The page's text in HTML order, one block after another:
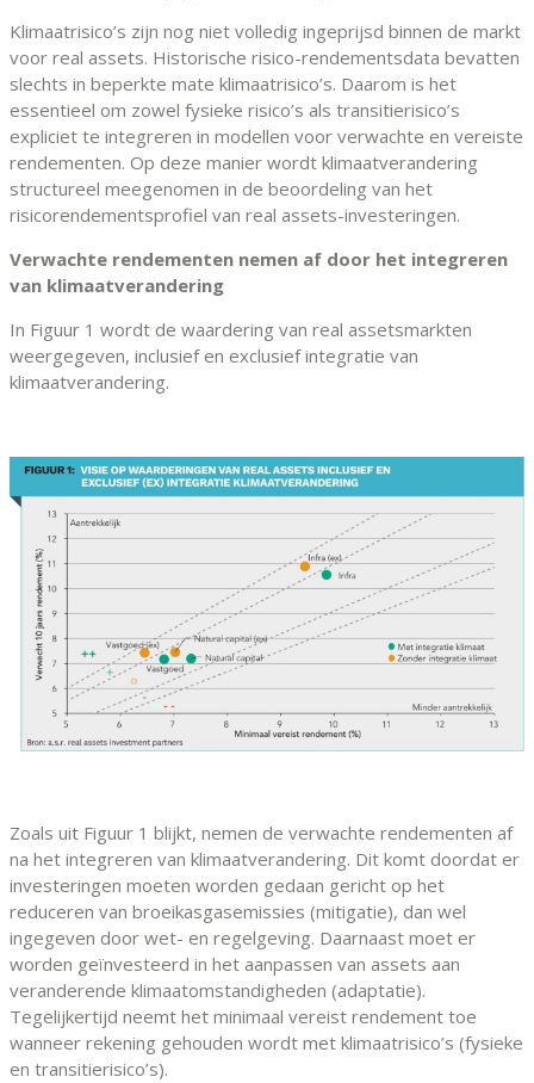
Klimaatrisico’s zijn nog niet volledig ingeprijsd binnen de markt
voor real assets. Historische risico-rendementsdata bevatten
slechts in beperkte mate klimaatrisico’s. Daarom is het
essentieel om zowel fysieke risico’s als transitierisico’s
expliciet te integreren in modellen voor verwachte en vereiste
rendementen. Op deze manier wordt klimaatverandering
structureel meegenomen in de beoordeling van het
risicorendementsprofiel van real assets-investeringen.
Verwachte rendementen nemen af door het integreren
van klimaatverandering
In Figuur 1 wordt de waardering van real assetsmarkten
weergegeven, inclusief en exclusief integratie van
klimaatverandering.
Zoals uit Figuur 1 blijkt, nemen de verwachte rendementen af
na het integreren van klimaatverandering. Dit komt doordat er
investeringen moeten worden gedaan gericht op het
reduceren van broeikasgasemissies (mitigatie), dan wel
ingegeven door wet- en regelgeving. Daarnaast moet er
worden geïnvesteerd in het aanpassen van assets aan
veranderende klimaatomstandigheden (adaptatie).
Tegelijkertijd neemt het minimaal vereist rendement toe
wanneer rekening gehouden wordt met klimaatrisico’s (fysieke
en transitierisico’s).